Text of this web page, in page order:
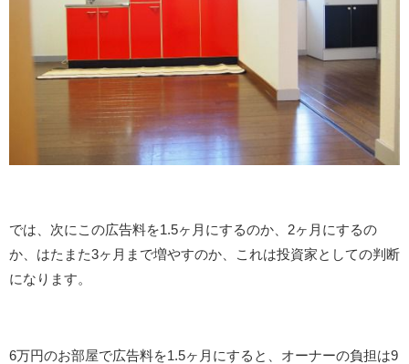
では、次にこの広告料を1.5ヶ月にするのか、2ヶ月にするの
か、はたまた3ヶ月まで増やすのか、これは投資家としての判断
になります。
6万円のお部屋で広告料を1.5ヶ月にすると、オーナーの負担は9